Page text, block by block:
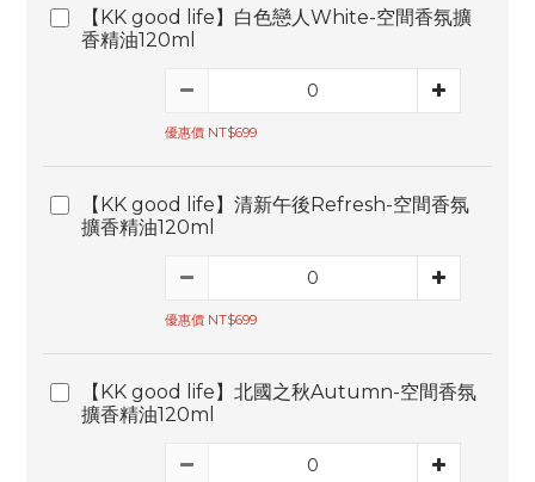
【KK good life】白色戀人White-空間香氛擴
香精油120ml
優惠價 NT$699
【KK good life】清新午後Refresh-空間香氛
擴香精油120ml
優惠價 NT$699
【KK good life】北國之秋Autumn-空間香氛
擴香精油120ml